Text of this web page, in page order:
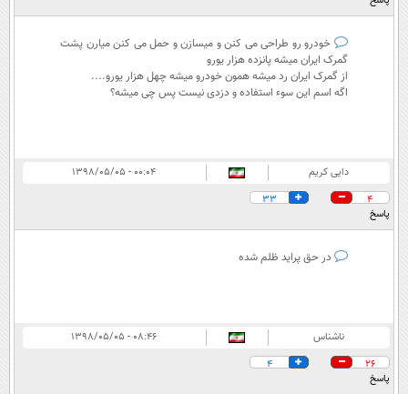
خودرو رو طراحی می کنن و میسازن و حمل می کنن میارن پشت
گمرک ایران میشه پانزده هزار یورو
از گمرک ایران رد میشه همون خودرو میشه چهل هزار یورو....
اگه اسم این سوء استفاده و دزدی نیست پس چی میشه؟
دایی کریم
۰۰:۰۴ - ۱۳۹۸/۰۵/۰۵
4
33
پاسخ
در حق پراید ظلم شده
ناشناس
۰۸:۴۶ - ۱۳۹۸/۰۵/۰۵
26
4
پاسخ